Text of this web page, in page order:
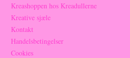
Kreashoppen hos Kreadullerne
Kreative sjæle
Kontakt
Handelsbetingelser
Cookies